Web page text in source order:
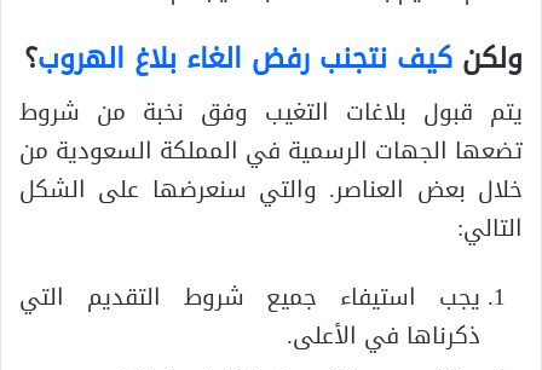
ولكن كيف نتجنب رفض الغاء بلاغ الهروب؟
يتم قبول بلاغات التغيب وفق نخبة من شروط
تضعها الجهات الرسمية في المملكة السعودية من
خلال بعض العناصر. والتي سنعرضها على الشكل
التالي:
يجب استيفاء جميع شروط التقديم التي
ذكرناها في الأعلى.